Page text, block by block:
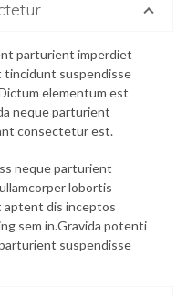
parturient imperdiet
tincidunt suspendisse
elementum est
neque parturient
consectetur est.
neque parturient
lobortis
aptent dis inceptos
sem in.Gravida potenti
suspendisse